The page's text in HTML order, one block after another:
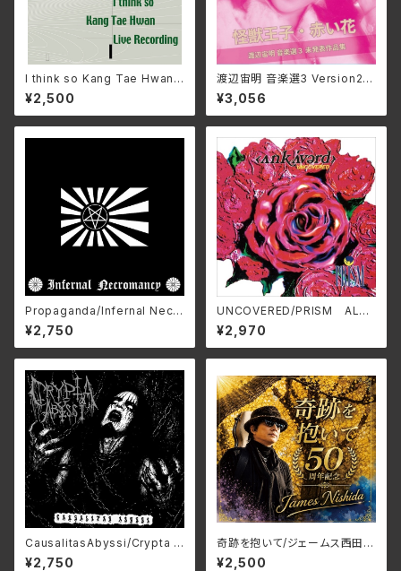
I think so Kang Tae Hwan L
ive Recording/姜 泰煥カン・
テーファン IMA-SZOK0(仕
様:CD)
¥2,500
渡辺宙明 音楽選3 Version2/
田中由美子、根本由美、成松こだ
ま 3SCD-0072(仕様:CD)
¥3,056
Propaganda/Infernal Necr
omancy ZDR-073(仕様:C
D)
¥2,750
UNCOVERED/PRISM ALT-
515C(仕様:CD)
¥2,970
CausalitasAbyssi/Crypta A
byssi HMP-122(仕様:CD)
¥2,750
奇跡を抱いて/ジェームス西田
JMG-37(仕様:CD)
¥2,500